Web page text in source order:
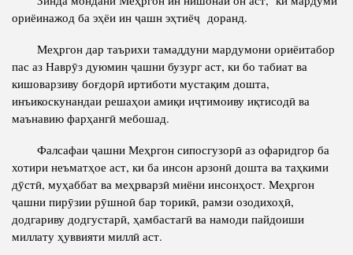
ориёинажод ба эҳёи ин ҷашн эҳтиёҷ доранд.
Меҳргон дар таърихи тамаддуни мардумони ориёитабор
пас аз Наврӯз дуюмин ҷашни бузург аст, ки бо табиат ва
кишоварзиву боғдорӣ иртиботи мустақим дошта,
инъикоскунандаи решаҳои амиқи иҷтимоиву иқтисодӣ ва
маънавию фарҳангӣ мебошад.
Фалсафаи ҷашни Меҳргон сипосгузорӣ аз офаридгор ба
хотири неъматҳое аст, ки ба инсон арзонӣ дошта ва таҳкими
дӯстӣ, муҳаббат ва меҳрварзӣ миёни инсонҳост. Меҳргон
ҷашни пирӯзии рӯшноӣ бар торикӣ, рамзи озодихоҳӣ,
додгариву додгустарӣ, ҳамбастагӣ ва намоди пайдоиши
миллату ҳуввияти миллӣ аст.